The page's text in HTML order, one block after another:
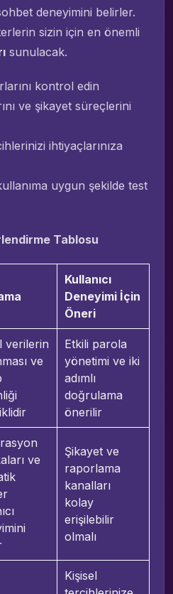
deneyimini belirler.
sizin için en önemli
sunulacak.
kontrol edin
ve şikayet süreçlerini
ihtiyaçlarınıza
uygun şekilde test
Tablosu
Kullanıcı
Deneyimi İçin
Öneri
verilerin
ve
Etkili parola
yönetimi ve iki
adımlı
doğrulama
önerilir
ve
Şikayet ve
raporlama
kanalları
kolay
erişilebilir
olmalı
Kişisel